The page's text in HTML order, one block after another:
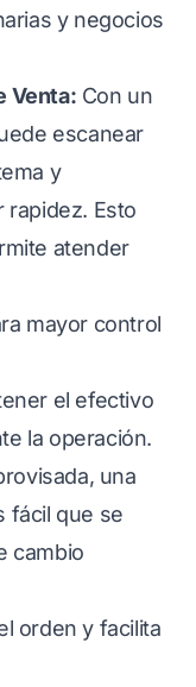
y negocios
Venta: Con un
escanear
y
rapidez. Esto
atender
mayor control
el efectivo
la operación.
una
fácil que se
cambio
orden y facilita